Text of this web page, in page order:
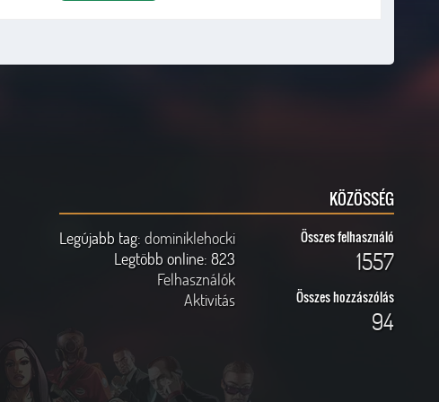
KÖZÖSSÉG
Legújabb tag: dominiklehocki
Legtöbb online: 823
Felhasználók
Aktivitás
Összes felhasználó
1557
Összes hozzászólás
94